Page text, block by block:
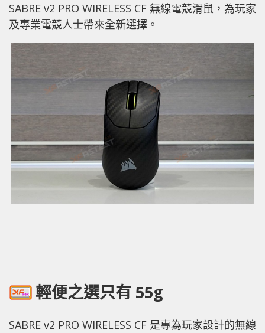
SABRE v2 PRO WIRELESS CF 無線電競滑鼠，為玩家
及專業電競人士帶來全新選擇。
輕便之選只有 55g
SABRE v2 PRO WIRELESS CF 是專為玩家設計的無線